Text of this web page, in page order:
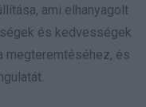
ami elhanyagolt
és kedvességek
megteremtéséhez, és